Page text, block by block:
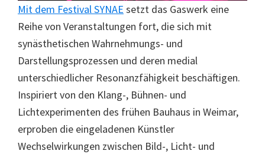
Mit dem FestivalSYNAE setzt das Gaswerk eine
Reihe von Veranstaltungen fort, die sich mit
synästhetischen Wahrnehmungs- und
Darstellungsprozessen und deren medial
unterschiedlicher Resonanzfähigkeit beschäftigen.
Inspiriert von den Klang-, Bühnen- und
Lichtexperimenten des frühen Bauhaus in Weimar,
erproben die eingeladenen Künstler
Wechselwirkungen zwischen Bild-, Licht- und